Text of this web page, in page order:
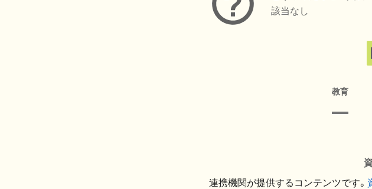
該当なし
教育
連携機関が提供するコンテンツです。